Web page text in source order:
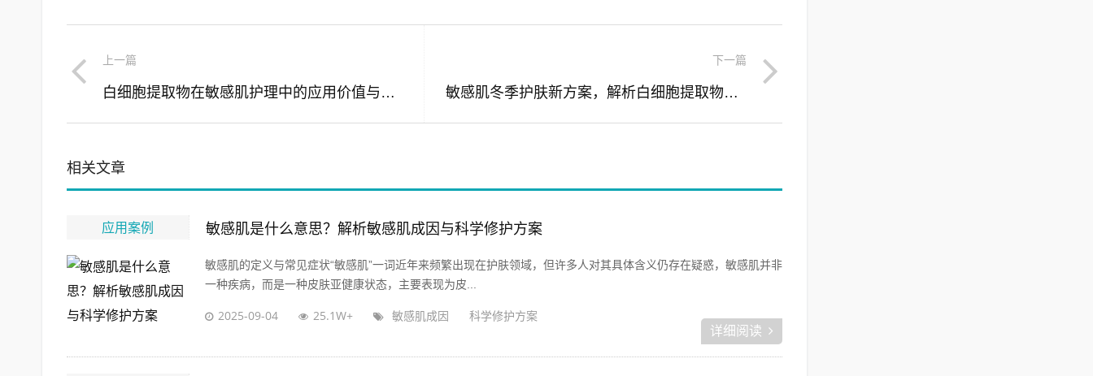
上一篇
白细胞提取物在敏感肌护理中的应用价值与原料优势解析
下一篇
敏感肌冬季护肤新方案，解析白细胞提取物原料的修复力量
相关文章
应用案例 敏感肌是什么意思？解析敏感肌成因与科学修护方案
敏感肌的定义与常见症状“敏感肌”一词近年来频繁出现在护肤领域，但许多人对其具体含义仍存在疑惑，敏感肌并非
一种疾病，而是一种皮肤亚健康状态，主要表现为皮...
2025-09-04 25.1W+ 敏感肌成因 科学修护方案
详细阅读